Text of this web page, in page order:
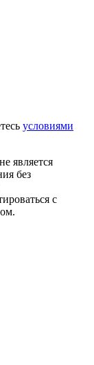
условиями
является
без
с